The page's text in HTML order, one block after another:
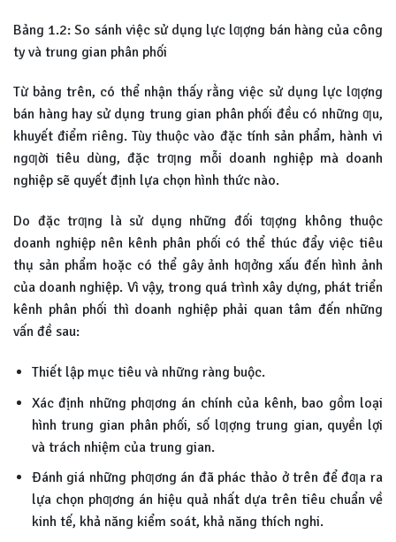
Bảng 1.2: So sánh việc sử dụng lực lƣợng bán hàng của công
ty và trung gian phân phối
Từ bảng trên, có thể nhận thấy rằng việc sử dụng lực lƣợng
bán hàng hay sử dụng trung gian phân phối đều có những ƣu,
khuyết điểm riêng. Tùy thuộc vào đặc tính sản phẩm, hành vi
ngƣời tiêu dùng, đặc trƣng mỗi doanh nghiệp mà doanh
nghiệp sẽ quyết định lựa chọn hình thức nào.
Do đặc trƣng là sử dụng những đối tƣợng không thuộc
doanh nghiệp nên kênh phân phối có thể thúc đẩy việc tiêu
thụ sản phẩm hoặc có thể gây ảnh hƣởng xấu đến hình ảnh
của doanh nghiệp. Vì vậy, trong quá trình xây dựng, phát triển
kênh phân phối thì doanh nghiệp phải quan tâm đến những
vấn đề sau:
Thiết lập mục tiêu và những ràng buộc.
Xác định những phƣơng án chính của kênh, bao gồm loại
hình trung gian phân phối, số lƣợng trung gian, quyền lợi
và trách nhiệm của trung gian.
Đánh giá những phƣơng án đã phác thảo ở trên để đƣa ra
lựa chọn phƣơng án hiệu quả nhất dựa trên tiêu chuẩn về
kinh tế, khả năng kiểm soát, khả năng thích nghi.